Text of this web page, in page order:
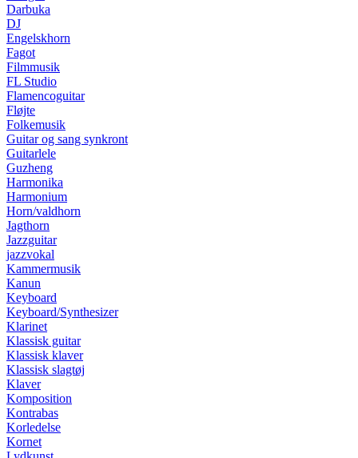
Darbuka
DJ
Engelskhorn
Fagot
Filmmusik
FL Studio
Flamencoguitar
Fløjte
Folkemusik
Guitar og sang synkront
Guitarlele
Guzheng
Harmonika
Harmonium
Horn/valdhorn
Jagthorn
Jazzguitar
jazzvokal
Kammermusik
Kanun
Keyboard
Keyboard/Synthesizer
Klarinet
Klassisk guitar
Klassisk klaver
Klassisk slagtøj
Klaver
Komposition
Kontrabas
Korledelse
Kornet